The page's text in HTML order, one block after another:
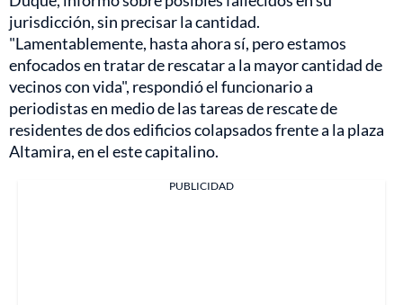
jurisdicción, sin precisar la cantidad.
"Lamentablemente, hasta ahora sí, pero estamos
enfocados en tratar de rescatar a la mayor cantidad de
vecinos con vida", respondió el funcionario a
periodistas en medio de las tareas de rescate de
residentes de dos edificios colapsados frente a la plaza
Altamira, en el este capitalino.
PUBLICIDAD